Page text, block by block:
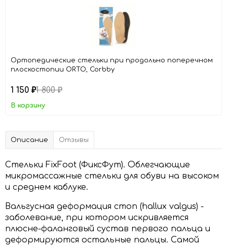
Ортопедические стельки при продольно поперечном
плоскостопии ORTO, Corbby
1 150 ₽1 800₽
В корзину
Описание Отзывы
Стельки FixFoot (ФиксФут). Облегчающие
микромассажные стельки для обуви на высоком
и среднем каблуке.
Вальгусная деформация стоп (hallux valgus) -
заболевание, при котором искривляется
плюсне-фаланговый сустав первого пальца и
деформируются остальные пальцы. Cамой